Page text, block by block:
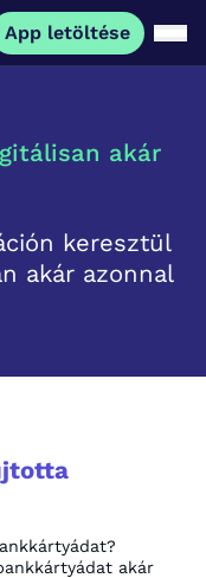
App letöltése
App letöltése
akár
keresztül
akár azonnal
akár